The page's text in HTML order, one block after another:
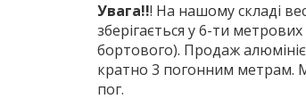
Увага!!! На нашому складі
зберігається у 6-ти
бортового). Продаж
кратно 3 погонним метрам.
пог.